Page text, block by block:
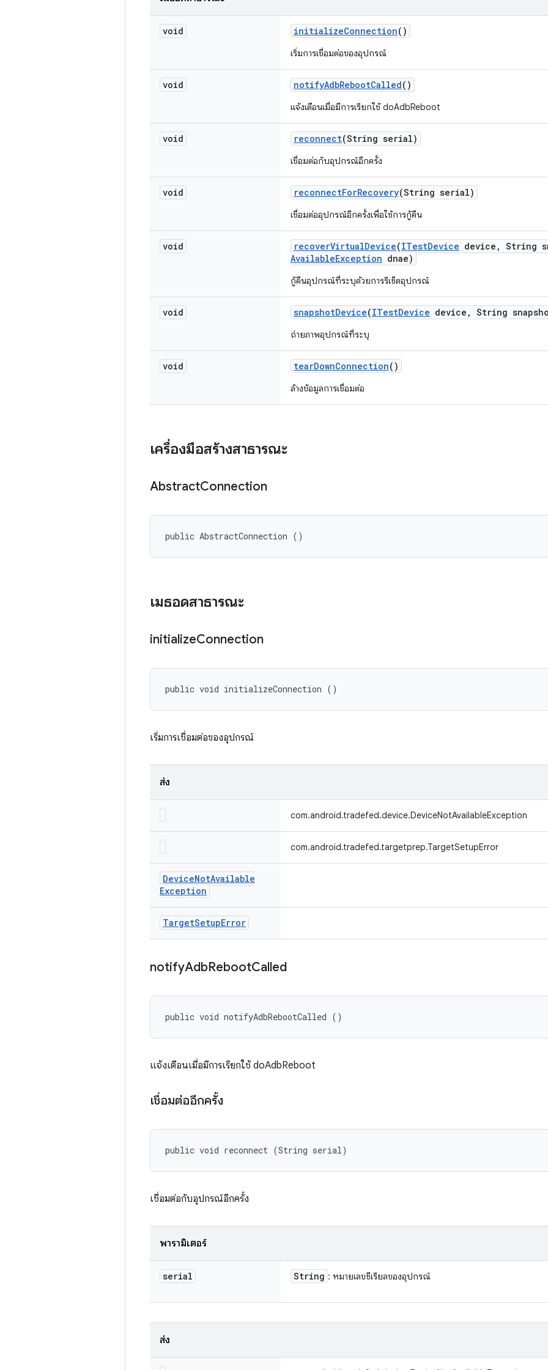
void initializeConnection()
เริ่มการเชื่อมต่อของอุปกรณ์
void notifyAdbRebootCalled()
แจ้งเตือนเมื่อมีการเรียกใช้ doAdbReboot
void reconnect(String serial)
เชื่อมต่อกับอุปกรณ์อีกครั้ง
void reconnectForRecovery(String serial)
เชื่อมต่ออุปกรณ์อีกครั้งเพื่อใช้การกู้คืน
void recoverVirtualDevice(ITestDevice device , String
AvailableException dnae)
กู้คืนอุปกรณ์ที่ระบุด้วยการรีเซ็ตอุปกรณ์
void snapshotDevice(ITestDevice device , String
ถ่ายภาพอุปกรณ์ที่ระบุ
void tearDownConnection()
ล้างข้อมูลการเชื่อมต่อ
เครื่องมือสร้างสาธารณะ
AbstractConnection
public AbstractConnection ()
เมธอดสาธารณะ
initializeConnection
public void initializeConnection ()
เริ่มการเชื่อมต่อของอุปกรณ์
ส่ง
com.android.tradefed.device.DeviceNotAvailableException
com.android.tradefed.targetprep.TargetSetupError
DeviceNotAvailable
Exception
TargetSetupError
notifyAdbRebootCalled
public void notifyAdbRebootCalled ()
แจ้งเตือนเมื่อมีการเรียกใช้ doAdbReboot
เชื่อมต่ออีกครั้ง
public void reconnect (String serial)
เชื่อมต่อกับอุปกรณ์อีกครั้ง
พารามิเตอร์
serial String : หมายเลขซีเรียลของอุปกรณ์
ส่ง